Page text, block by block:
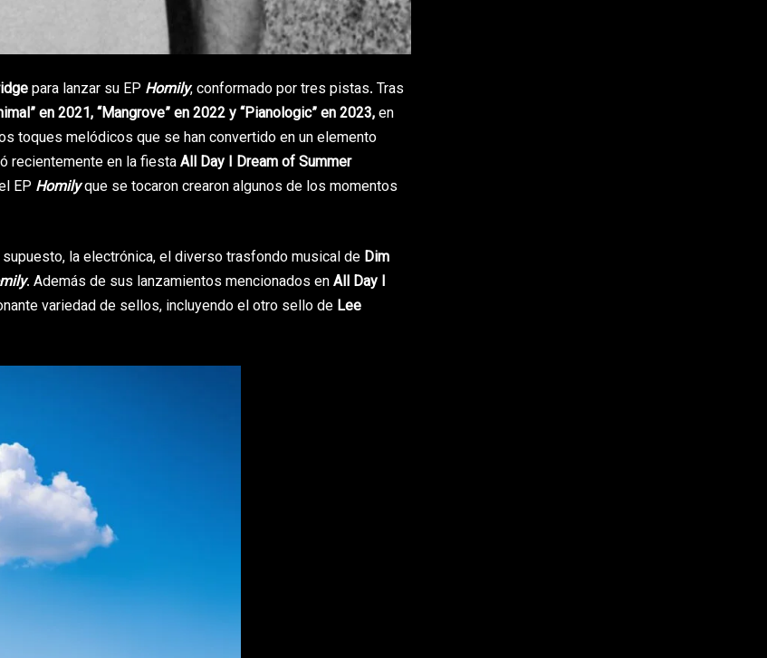
para lanzar su EP Homily, conformado por tres pistas. Tras
en 2021, “Mangrove” en 2022 y “Pianologic” en 2023,en
toques melódicos que se han convertido en un elemento
recientemente en la fiestaAll Day I Dream of Summer
EP Homilyque se tocaron crearon algunos de los momentos
la electrónica, el diverso trasfondo musical de Dim
. Además de sus lanzamientos mencionados enAll Day I
variedad de sellos, incluyendo el otro sello de Lee